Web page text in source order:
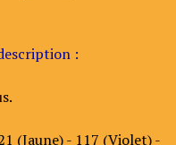
:
(Jaune) - 117 (Violet) -